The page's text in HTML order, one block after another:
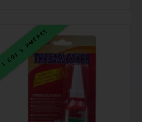
1 ΕΩΣ 3 ΗΜΕΡΕΣ